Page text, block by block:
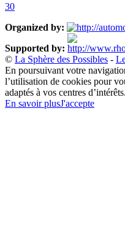
30
Organized by:
Supported by:
© La Sphère des Possibles -
En poursuivant votre
l’utilisation de cookies pour
adaptés à vos centres d’intérêts.
En savoir plusJ'accepte